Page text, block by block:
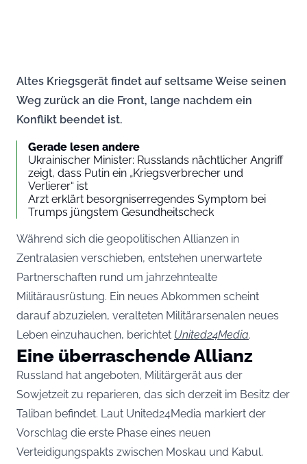
Altes Kriegsgerät findet auf seltsame Weise seinen
Weg zurück an die Front, lange nachdem ein
Konflikt beendet ist.
Gerade lesen andere
Ukrainischer Minister: Russlands nächtlicher Angriff
zeigt, dass Putin ein „Kriegsverbrecher und
Verlierer“ ist
Arzt erklärt besorgniserregendes Symptom bei
Trumps jüngstem Gesundheitscheck
Während sich die geopolitischen Allianzen in
Zentralasien verschieben, entstehen unerwartete
Partnerschaften rund um jahrzehntealte
Militärausrüstung. Ein neues Abkommen scheint
darauf abzuzielen, veralteten Militärarsenalen neues
Leben einzuhauchen, berichtet United24Media.
Eine überraschende Allianz
Russland hat angeboten, Militärgerät aus der
Sowjetzeit zu reparieren, das sich derzeit im Besitz der
Taliban befindet. Laut United24Media markiert der
Vorschlag die erste Phase eines neuen
Verteidigungspakts zwischen Moskau und Kabul.